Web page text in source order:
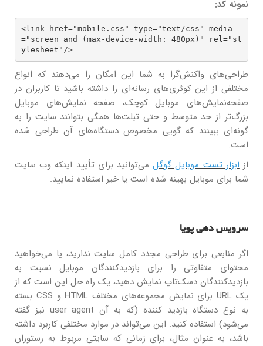
نمونه کد:
<link href="mobile.css" type="text/css" media
="screen and (max-device-width: 480px)" rel="st
ylesheet"/>
طراحی‌های واکنش‌گرا به شما این امکان را می‌دهند که انواع
مختلفی از این کوئری‌های رسانه‌ای را داشته باشید تا کاربران در
صفحه‌نمایش‌های موبایل کوچک، صفحه نمایش‌های موبایل
بزرگ‌تر از حد متوسط و حتی تبلت‌ها همگی بتوانند سایت را به
گونه‌ای ببینند که گویی مخصوص دستگاه‌های آن طراحی شده
است.
ازابزار تست موبایل گوگلمی‌توانید برای تأیید اینکه وب سایت
شما برای موبایل بهینه شده است یا خیر استفاده نمایید.
سرویس دهی پویا
اگر منابعی برای طراحی مجدد کامل سایت ندارید، یا می‌خواهید
محتوای متفاوتی را برای بازدیدکنندگان موبایل نسبت به
بازدیدکنندگان دسک‌تاپ نمایش دهید، یک راه حل این است که از
یک URL برای نمایش مجموعه‌های مختلف HTML و CSS بسته
به نوع دستگاه بازدید کننده (که به آن user agent نیز گفته
می‌شود) استفاده کنید. این می‌تواند در موارد مختلفی کاربرد داشته
باشد، به عنوان مثال، برای زمانی که سایتی مربوط به رستوران